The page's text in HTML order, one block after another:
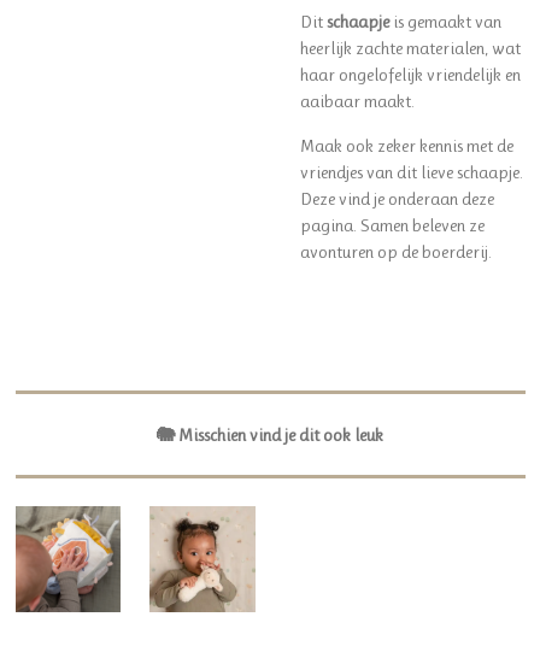
Ditschaapjeis gemaakt van
heerlijk zachte materialen, wat
haar ongelofelijk vriendelijk en
aaibaar maakt.
Maak ook zeker kennis met de
vriendjes van dit lieve schaapje.
Deze vind je onderaan deze
pagina. Samen beleven ze
avonturen op de boerderij.
🐘 Misschien vind je dit ook leuk